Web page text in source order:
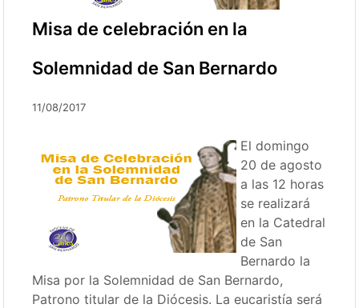
Misa de celebración en la
Solemnidad de San Bernardo
11/08/2017
El domingo
20 de agosto
a las 12 horas
se realizará
en la Catedral
de San
Bernardo la
Misa por la Solemnidad de San Bernardo,
Patrono titular de la Diócesis. La eucaristía será